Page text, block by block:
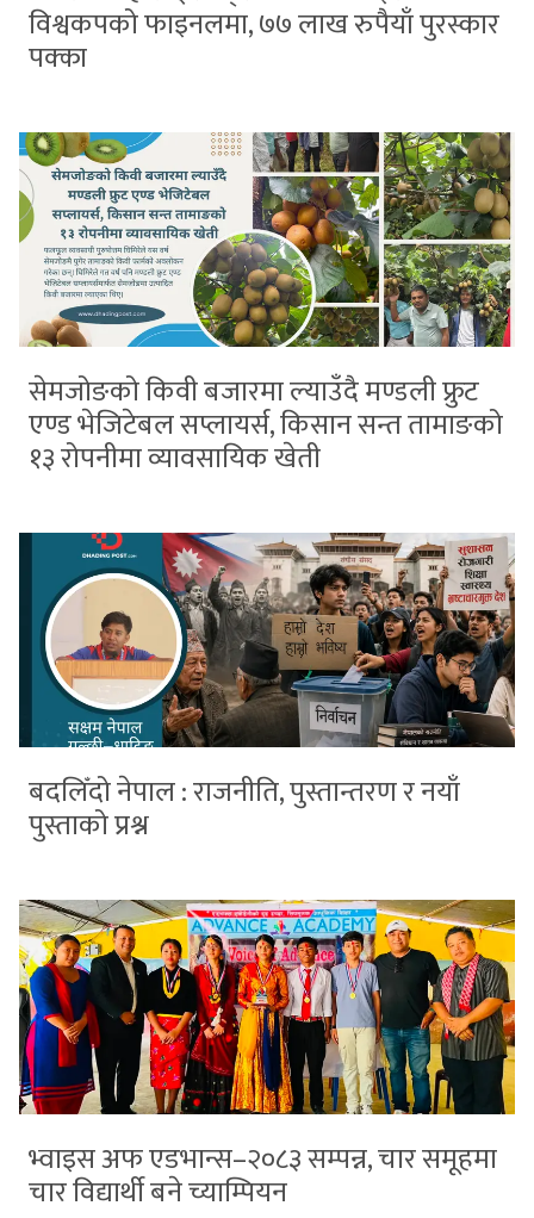
विश्वकपको फाइनलमा, ७७ लाख रुपैयाँ पुरस्कार
पक्का
सेमजोङको किवी बजारमा ल्याउँदै मण्डली फ्रुट
एण्ड भेजिटेबल सप्लायर्स, किसान सन्त तामाङको
१३ रोपनीमा व्यावसायिक खेती
बदलिँदो नेपाल : राजनीति, पुस्तान्तरण र नयाँ
पुस्ताको प्रश्न
भ्वाइस अफ एडभान्स–२०८३ सम्पन्न, चार समूहमा
चार विद्यार्थी बने च्याम्पियन